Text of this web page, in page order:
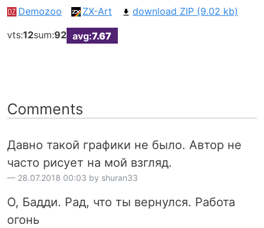
Demozoo ZX-Art
download ZIP (9.02 kb)
vts:12sum:92 avg:7.67
Comments
Давно такой графики не было. Автор не
часто рисует на мой взгляд.
28.07.2018 00:03 by shuran33
О, Бадди. Рад, что ты вернулся. Работа
огонь